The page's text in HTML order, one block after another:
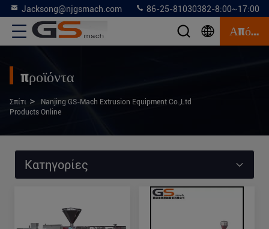
Jacksong@njgsmach.com 86-25-81030382-8:00~17:00
Απόσπασμα
προϊόντα
Σπίτι >
Nanjing GS-Mach Extrusion Equipment Co.,Ltd
Products Online
Κατηγορίες